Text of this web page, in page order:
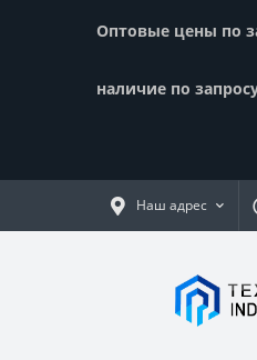
Оптовые цены по
наличие по
Наш адрес